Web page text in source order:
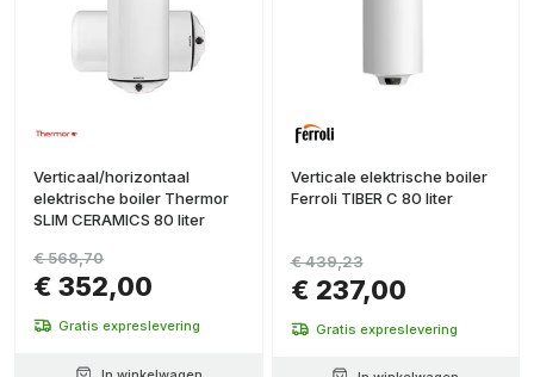
Verticaal/horizontaal
elektrische boiler Thermor
SLIM CERAMICS 80 liter
€ 352,00
€ 568,70
Gratis expreslevering
Verticale elektrische boiler
Ferroli TIBER C 80 liter
€ 237,00
€ 439,23
Gratis expreslevering